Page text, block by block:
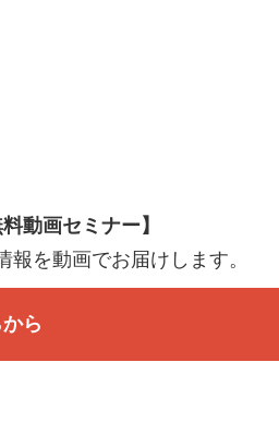
動画セミナー】
を動画でお届けします。
ら